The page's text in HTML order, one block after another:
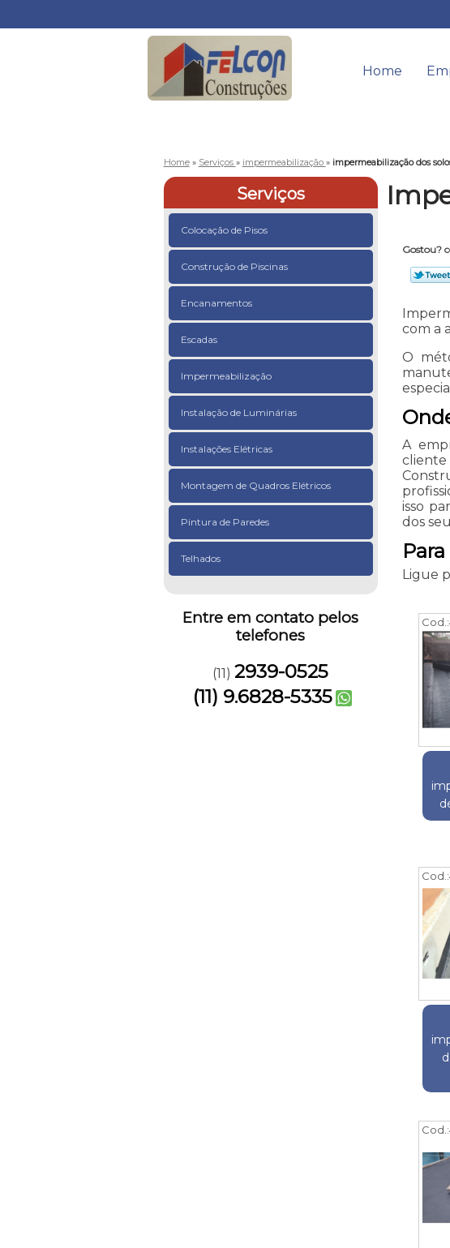
Home
Home » Serviços » impermeabilização » impermeabilização dos
Serviços
Colocação de Pisos
Construção de Piscinas
Encanamentos
Escadas
Impermeabilização
Instalação de Luminárias
Instalações Elétricas
Montagem de Quadros Elétricos
Pintura de Paredes
Telhados
Entre em contato pelos
telefones
(11) 2939-0525
(11) 9.6828-5335
Gostou?
com a
O
A
cliente
isso
dos
Ligue
Cod.:
Cod.:
Cod.: